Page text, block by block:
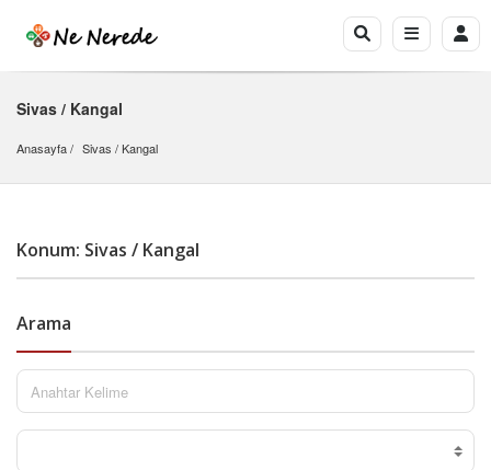
Sivas / Kangal
Anasayfa Sivas / Kangal
Konum: Sivas / Kangal
Arama